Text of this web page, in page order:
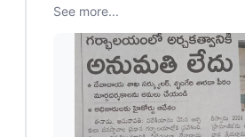
See more...